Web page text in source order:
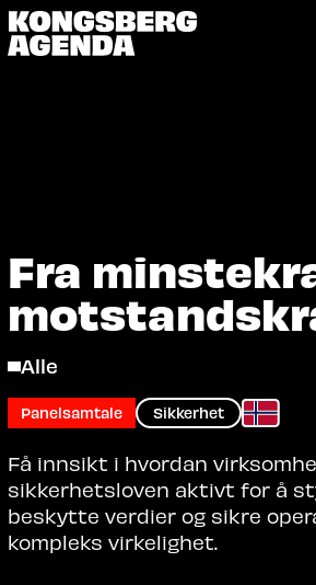
Fra
Alle
Panelsamtale Sikkerhet
Få innsikt i hvordan
sikkerhetsloven aktivt for å
beskytte verdier og sikre
kompleks virkelighet.